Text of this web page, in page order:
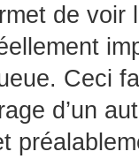
de voir
Ceci
d’un